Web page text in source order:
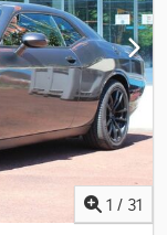
мест:5, Год
компьютер,
контроль,
сиденья,
контроля тяги,
стабилизации
1 / 31